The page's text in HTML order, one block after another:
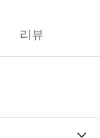
리뷰